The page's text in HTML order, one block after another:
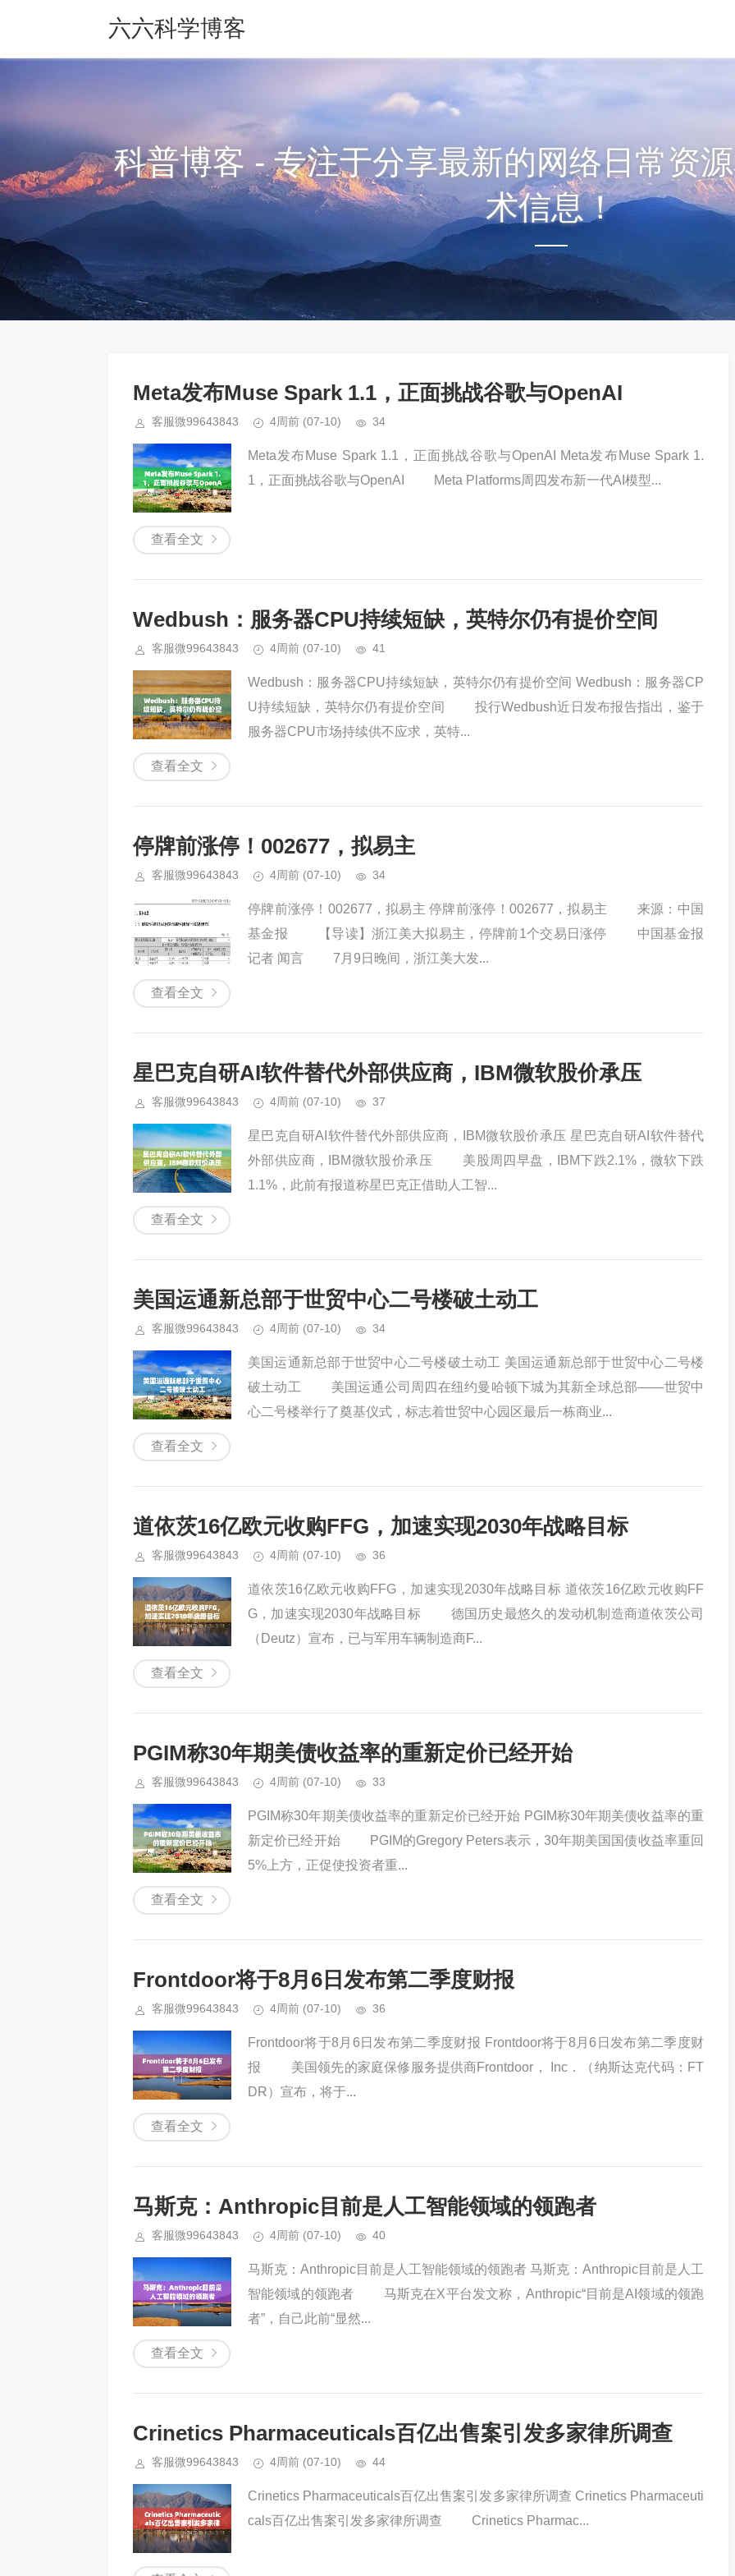
六六科学博客
科普博客 - 专注于分享最新的网络日常资
术信息！
Meta发布Muse Spark 1.1，正面挑战谷歌与OpenAI
客服微99643843 4周前 (07-10) 34
Meta发布Muse Spark 1.1，正面挑战谷歌与OpenAI Meta发布Muse Spark 1.
1，正面挑战谷歌与OpenAI Meta Platforms周四发布新一代AI模型...
查看全文
Wedbush：服务器CPU持续短缺，英特尔仍有提价空间
客服微99643843 4周前 (07-10) 41
Wedbush：服务器CPU持续短缺，英特尔仍有提价空间 Wedbush：服务器CP
U持续短缺，英特尔仍有提价空间 投行Wedbush近日发布报告指出，鉴于
服务器CPU市场持续供不应求，英特...
查看全文
停牌前涨停！002677，拟易主
客服微99643843 4周前 (07-10) 34
停牌前涨停！002677，拟易主 停牌前涨停！002677，拟易主 来源：中国
基金报 【导读】浙江美大拟易主，停牌前1个交易日涨停 中国基金报
记者 闻言 7月9日晚间，浙江美大发...
查看全文
星巴克自研AI软件替代外部供应商，IBM微软股价承压
客服微99643843 4周前 (07-10) 37
星巴克自研AI软件替代外部供应商，IBM微软股价承压 星巴克自研AI软件替代
外部供应商，IBM微软股价承压 美股周四早盘，IBM下跌2.1%，微软下跌
1.1%，此前有报道称星巴克正借助人工智...
查看全文
美国运通新总部于世贸中心二号楼破土动工
客服微99643843 4周前 (07-10) 34
美国运通新总部于世贸中心二号楼破土动工 美国运通新总部于世贸中心二号楼
破土动工 美国运通公司周四在纽约曼哈顿下城为其新全球总部——世贸中
心二号楼举行了奠基仪式，标志着世贸中心园区最后一栋商业...
查看全文
道依茨16亿欧元收购FFG，加速实现2030年战略目标
客服微99643843 4周前 (07-10) 36
道依茨16亿欧元收购FFG，加速实现2030年战略目标 道依茨16亿欧元收购FF
G，加速实现2030年战略目标 德国历史最悠久的发动机制造商道依茨公司
（Deutz）宣布，已与军用车辆制造商F...
查看全文
PGIM称30年期美债收益率的重新定价已经开始
客服微99643843 4周前 (07-10) 33
PGIM称30年期美债收益率的重新定价已经开始 PGIM称30年期美债收益率的重
新定价已经开始 PGIM的Gregory Peters表示，30年期美国国债收益率重回
5%上方，正促使投资者重...
查看全文
Frontdoor将于8月6日发布第二季度财报
客服微99643843 4周前 (07-10) 36
Frontdoor将于8月6日发布第二季度财报 Frontdoor将于8月6日发布第二季度财
报 美国领先的家庭保修服务提供商Frontdoor， Inc．（纳斯达克代码：FT
DR）宣布，将于...
查看全文
马斯克：Anthropic目前是人工智能领域的领跑者
客服微99643843 4周前 (07-10) 40
马斯克：Anthropic目前是人工智能领域的领跑者 马斯克：Anthropic目前是人工
智能领域的领跑者 马斯克在X平台发文称，Anthropic“目前是AI领域的领跑
者”，自己此前“显然...
查看全文
Crinetics Pharmaceuticals百亿出售案引发多家律所调查
客服微99643843 4周前 (07-10) 44
Crinetics Pharmaceuticals百亿出售案引发多家律所调查 Crinetics Pharmaceuti
cals百亿出售案引发多家律所调查 Crinetics Pharmac...